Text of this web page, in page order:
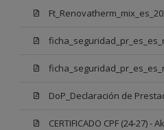
CERTIFICADO CPF (24-27) -